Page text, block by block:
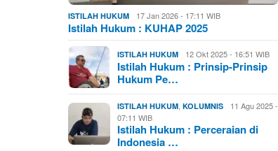
ISTILAH HUKUM 17 Jan 2026 - 17:11 WIB
Istilah Hukum : KUHAP 2025
ISTILAH HUKUM 12 Okt 2025 - 16:51 WIB
Istilah Hukum : Prinsip-Prinsip
Hukum Pe…
ISTILAH HUKUM ,KOLUMNIS
11 Agu 2025 -
07:11 WIB
Istilah Hukum : Perceraian di
Indonesia …